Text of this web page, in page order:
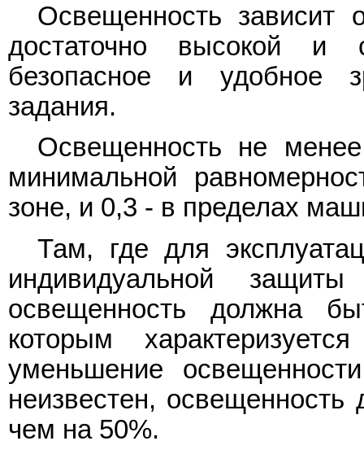
Освещенность
достаточно высокой и
безопасное и удобное
задания.
Освещенность не
минимальной
зоне, и 0,3 - в пределах
Там, где для
индивидуальной
освещенность должна
которым
уменьшение
неизвестен,
чем на 50%.